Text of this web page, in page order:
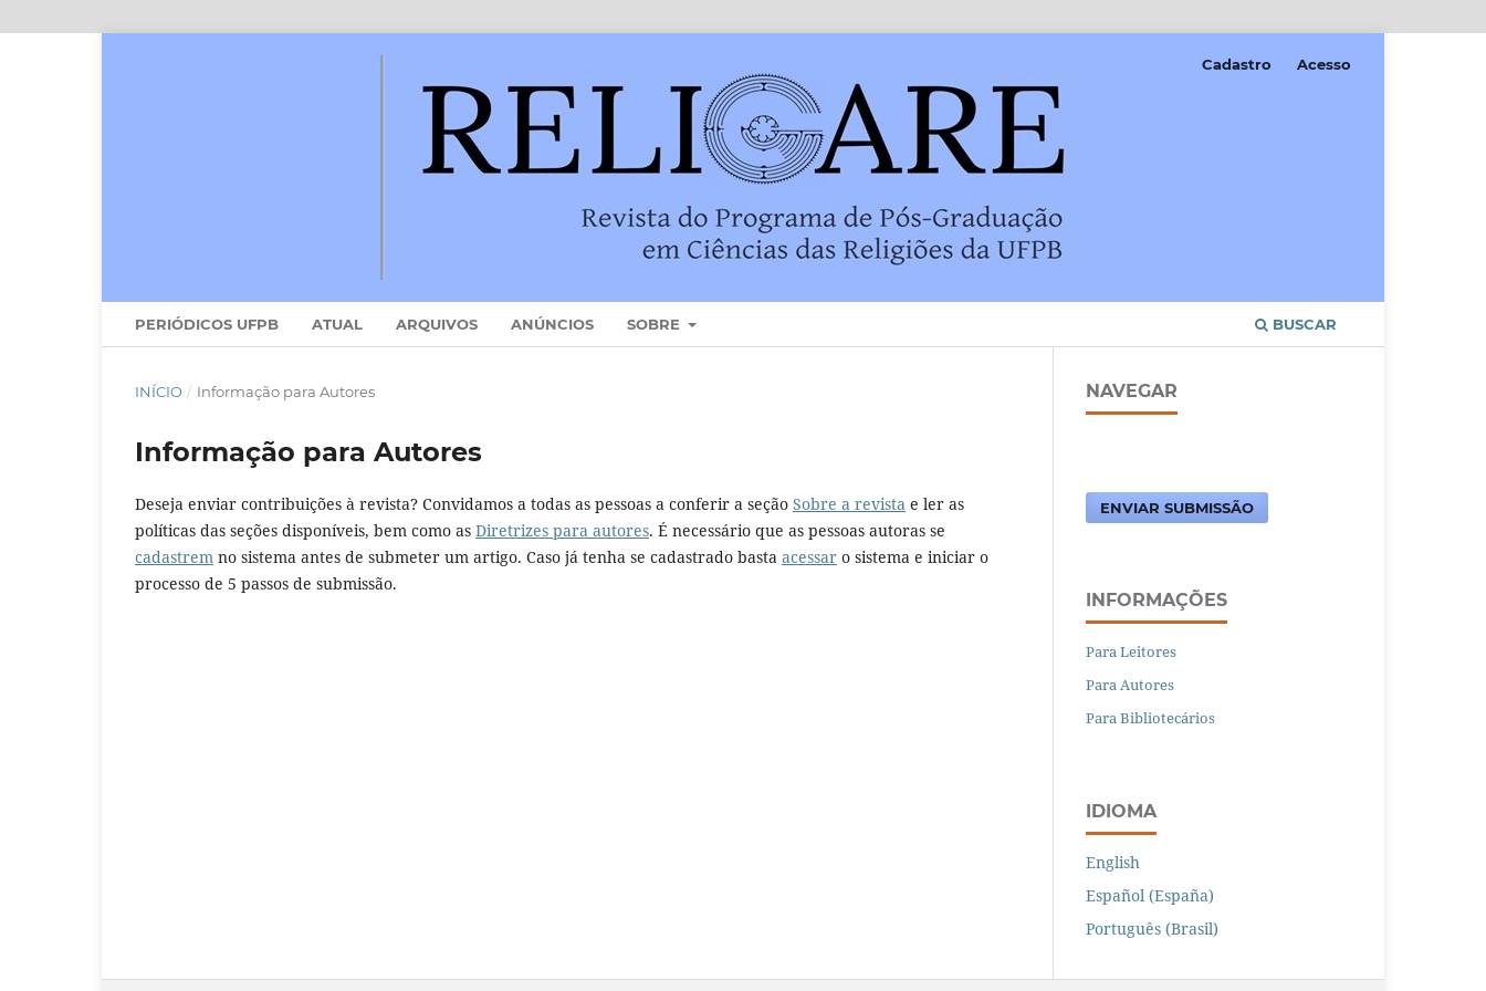
PERIÓDICOS UFPB ATUAL ARQUIVOS ANÚNCIOS SOBRE BUSCAR
Cadastro Acesso
INÍCIO / Informação para Autores
Informação para Autores
Deseja enviar contribuições à revista? Convidamos a todas as pessoas a conferir a seção Sobre a revista e ler as
políticas das seções disponíveis, bem como as Diretrizes para autores. É necessário que as pessoas autoras se
cadastrem no sistema antes de submeter um artigo. Caso já tenha se cadastrado basta acessar o sistema e iniciar o
processo de 5 passos de submissão.
NAVEGAR
ENVIAR SUBMISSÃO
INFORMAÇÕES
Para Leitores
Para Autores
Para Bibliotecários
IDIOMA
English
Español (España)
Português (Brasil)